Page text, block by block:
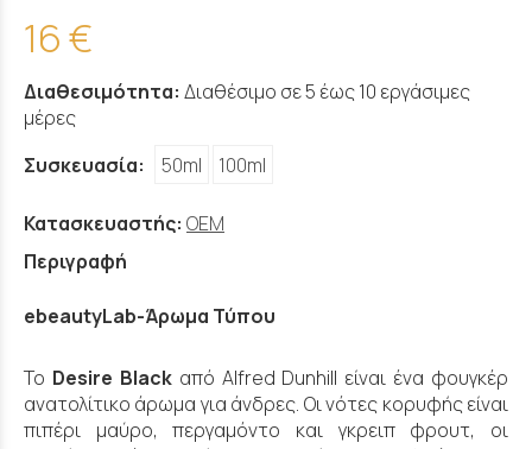
16 €
Διαθεσιμότητα: Διαθέσιμο σε 5 έως 10 εργάσιμες
μέρες
Συσκευασία:
50ml 100ml
Κατασκευαστής: OEM
Περιγραφή
ebeautyLab-Άρωμα Τύπου
Το Desire Blackαπό Alfred Dunhill είναι ένα φουγκέρ
ανατολίτικο άρωμα για άνδρες. Οι νότες κορυφής είναι
πιπέρι μαύρο, περγαμόντο και γκρειπ φρουτ, οι